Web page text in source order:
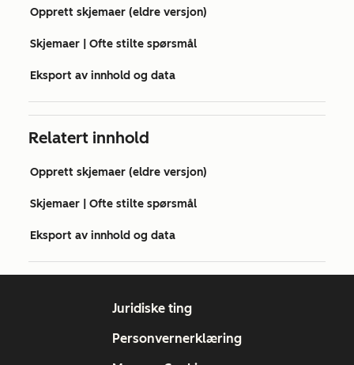
Opprett skjemaer (eldre versjon)
Skjemaer | Ofte stilte spørsmål
Eksport av innhold og data
Relatert innhold
Opprett skjemaer (eldre versjon)
Skjemaer | Ofte stilte spørsmål
Eksport av innhold og data
Juridiske ting
Personvernerklæring